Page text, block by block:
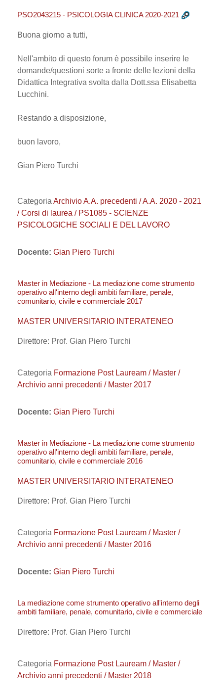
PSO2043215 - PSICOLOGIA CLINICA 2020-2021
Buona giorno a tutti,
Nell'ambito di questo forum è possibile inserire le
domande/questioni sorte a fronte delle lezioni della
Didattica Integrativa svolta dalla Dott.ssa Elisabetta
Lucchini.
Restando a disposizione,
buon lavoro,
Gian Piero Turchi
Categoria Archivio A.A. precedenti / A.A. 2020 - 2021
/ Corsi di laurea / PS1085 - SCIENZE
PSICOLOGICHE SOCIALI E DEL LAVORO
Docente: Gian Piero Turchi
Master in Mediazione - La mediazione come strumento
operativo all'interno degli ambiti familiare, penale,
comunitario, civile e commerciale 2017
MASTER UNIVERSITARIO INTERATENEO
Direttore: Prof. Gian Piero Turchi
Categoria Formazione Post Lauream / Master /
Archivio anni precedenti / Master 2017
Docente: Gian Piero Turchi
Master in Mediazione - La mediazione come strumento
operativo all'interno degli ambiti familiare, penale,
comunitario, civile e commerciale 2016
MASTER UNIVERSITARIO INTERATENEO
Direttore: Prof. Gian Piero Turchi
Categoria Formazione Post Lauream / Master /
Archivio anni precedenti / Master 2016
Docente: Gian Piero Turchi
La mediazione come strumento operativo all'interno degli
ambiti familiare, penale, comunitario, civile e commerciale
Direttore: Prof. Gian Piero Turchi
Categoria Formazione Post Lauream / Master /
Archivio anni precedenti / Master 2018